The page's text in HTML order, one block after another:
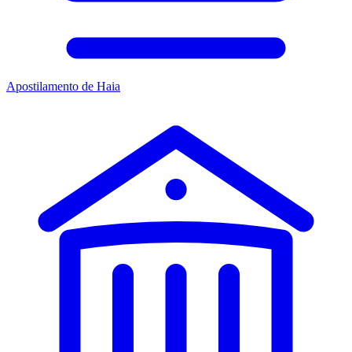
Apostilamento de Haia